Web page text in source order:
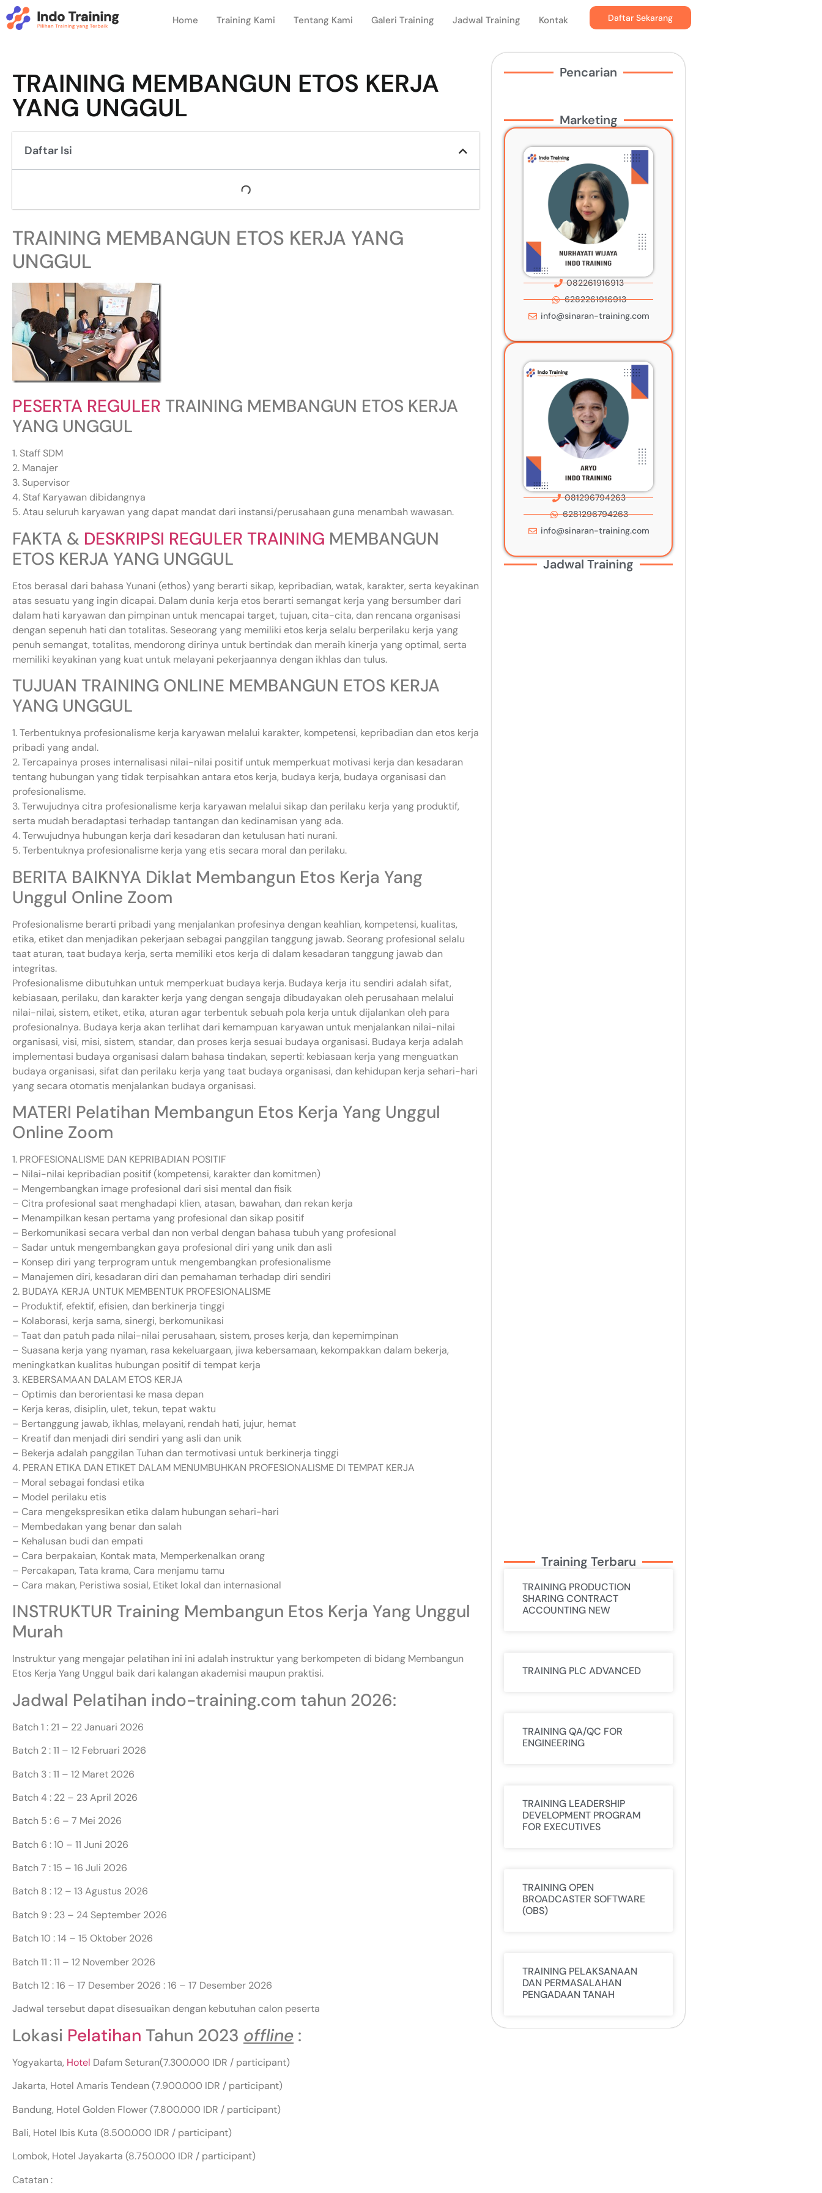
Home Training Kami Tentang Kami Galeri Training Jadwal Training Kontak Daftar Sekarang
TRAINING MEMBANGUN ETOS KERJA
YANG UNGGUL
Daftar Isi
TRAINING MEMBANGUN ETOS KERJA YANG
UNGGUL
PESERTA REGULER TRAINING MEMBANGUN ETOS KERJA
YANG UNGGUL
1. Staff SDM
2. Manajer
3. Supervisor
4. Staf Karyawan dibidangnya
5. Atau seluruh karyawan yang dapat mandat dari instansi/perusahaan guna menambah wawasan.
FAKTA & DESKRIPSI REGULER TRAINING MEMBANGUN
ETOS KERJA YANG UNGGUL
Etos berasal dari bahasa Yunani (ethos) yang berarti sikap, kepribadian, watak, karakter, serta keyakinan
atas sesuatu yang ingin dicapai. Dalam dunia kerja etos berarti semangat kerja yang bersumber dari
dalam hati karyawan dan pimpinan untuk mencapai target, tujuan, cita-cita, dan rencana organisasi
dengan sepenuh hati dan totalitas. Seseorang yang memiliki etos kerja selalu berperilaku kerja yang
penuh semangat, totalitas, mendorong dirinya untuk bertindak dan meraih kinerja yang optimal, serta
memiliki keyakinan yang kuat untuk melayani pekerjaannya dengan ikhlas dan tulus.
TUJUAN TRAINING ONLINE MEMBANGUN ETOS KERJA
YANG UNGGUL
1. Terbentuknya profesionalisme kerja karyawan melalui karakter, kompetensi, kepribadian dan etos kerja
pribadi yang andal.
2. Tercapainya proses internalisasi nilai-nilai positif untuk memperkuat motivasi kerja dan kesadaran
tentang hubungan yang tidak terpisahkan antara etos kerja, budaya kerja, budaya organisasi dan
profesionalisme.
3. Terwujudnya citra profesionalisme kerja karyawan melalui sikap dan perilaku kerja yang produktif,
serta mudah beradaptasi terhadap tantangan dan kedinamisan yang ada.
4. Terwujudnya hubungan kerja dari kesadaran dan ketulusan hati nurani.
5. Terbentuknya profesionalisme kerja yang etis secara moral dan perilaku.
BERITA BAIKNYA Diklat Membangun Etos Kerja Yang
Unggul Online Zoom
Profesionalisme berarti pribadi yang menjalankan profesinya dengan keahlian, kompetensi, kualitas,
etika, etiket dan menjadikan pekerjaan sebagai panggilan tanggung jawab. Seorang profesional selalu
taat aturan, taat budaya kerja, serta memiliki etos kerja di dalam kesadaran tanggung jawab dan
integritas.
Profesionalisme dibutuhkan untuk memperkuat budaya kerja. Budaya kerja itu sendiri adalah sifat,
kebiasaan, perilaku, dan karakter kerja yang dengan sengaja dibudayakan oleh perusahaan melalui
nilai-nilai, sistem, etiket, etika, aturan agar terbentuk sebuah pola kerja untuk dijalankan oleh para
profesionalnya. Budaya kerja akan terlihat dari kemampuan karyawan untuk menjalankan nilai-nilai
organisasi, visi, misi, sistem, standar, dan proses kerja sesuai budaya organisasi. Budaya kerja adalah
implementasi budaya organisasi dalam bahasa tindakan, seperti: kebiasaan kerja yang menguatkan
budaya organisasi, sifat dan perilaku kerja yang taat budaya organisasi, dan kehidupan kerja sehari-hari
yang secara otomatis menjalankan budaya organisasi.
MATERI Pelatihan Membangun Etos Kerja Yang Unggul
Online Zoom
1. PROFESIONALISME DAN KEPRIBADIAN POSITIF
– Nilai-nilai kepribadian positif (kompetensi, karakter dan komitmen)
– Mengembangkan image profesional dari sisi mental dan fisik
– Citra profesional saat menghadapi klien, atasan, bawahan, dan rekan kerja
– Menampilkan kesan pertama yang profesional dan sikap positif
– Berkomunikasi secara verbal dan non verbal dengan bahasa tubuh yang profesional
– Sadar untuk mengembangkan gaya profesional diri yang unik dan asli
– Konsep diri yang terprogram untuk mengembangkan profesionalisme
– Manajemen diri, kesadaran diri dan pemahaman terhadap diri sendiri
2. BUDAYA KERJA UNTUK MEMBENTUK PROFESIONALISME
– Produktif, efektif, efisien, dan berkinerja tinggi
– Kolaborasi, kerja sama, sinergi, berkomunikasi
– Taat dan patuh pada nilai-nilai perusahaan, sistem, proses kerja, dan kepemimpinan
– Suasana kerja yang nyaman, rasa kekeluargaan, jiwa kebersamaan, kekompakkan dalam bekerja,
meningkatkan kualitas hubungan positif di tempat kerja
3. KEBERSAMAAN DALAM ETOS KERJA
– Optimis dan berorientasi ke masa depan
– Kerja keras, disiplin, ulet, tekun, tepat waktu
– Bertanggung jawab, ikhlas, melayani, rendah hati, jujur, hemat
– Kreatif dan menjadi diri sendiri yang asli dan unik
– Bekerja adalah panggilan Tuhan dan termotivasi untuk berkinerja tinggi
4. PERAN ETIKA DAN ETIKET DALAM MENUMBUHKAN PROFESIONALISME DI TEMPAT KERJA
– Moral sebagai fondasi etika
– Model perilaku etis
– Cara mengekspresikan etika dalam hubungan sehari-hari
– Membedakan yang benar dan salah
– Kehalusan budi dan empati
– Cara berpakaian, Kontak mata, Memperkenalkan orang
– Percakapan, Tata krama, Cara menjamu tamu
– Cara makan, Peristiwa sosial, Etiket lokal dan internasional
INSTRUKTUR Training Membangun Etos Kerja Yang Unggul
Murah
Instruktur yang mengajar pelatihan ini ini adalah instruktur yang berkompeten di bidang Membangun
Etos Kerja Yang Unggul baik dari kalangan akademisi maupun praktisi.
Jadwal Pelatihan indo-training.com tahun 2026:
Batch 1 : 21 – 22 Januari 2026
Batch 2 : 11 – 12 Februari 2026
Batch 3 : 11 – 12 Maret 2026
Batch 4 : 22 – 23 April 2026
Batch 5 : 6 – 7 Mei 2026
Batch 6 : 10 – 11 Juni 2026
Batch 7 : 15 – 16 Juli 2026
Batch 8 : 12 – 13 Agustus 2026
Batch 9 : 23 – 24 September 2026
Batch 10 : 14 – 15 Oktober 2026
Batch 11 : 11 – 12 November 2026
Batch 12 : 16 – 17 Desember 2026 : 16 – 17 Desember 2026
Jadwal tersebut dapat disesuaikan dengan kebutuhan calon peserta
Lokasi Pelatihan Tahun 2023 offline :
Yogyakarta, Hotel Dafam Seturan(7.300.000 IDR / participant)
Jakarta, Hotel Amaris Tendean (7.900.000 IDR / participant)
Bandung, Hotel Golden Flower (7.800.000 IDR / participant)
Bali, Hotel Ibis Kuta (8.500.000 IDR / participant)
Lombok, Hotel Jayakarta (8.750.000 IDR / participant)
Catatan :
Pencarian
Marketing
082261916913
6282261916913
info@sinaran-training.com
081296794263
6281296794263
info@sinaran-training.com
Jadwal Training
Training Terbaru
TRAINING PRODUCTION
SHARING CONTRACT
ACCOUNTING NEW
TRAINING PLC ADVANCED
TRAINING QA/QC FOR
ENGINEERING
TRAINING LEADERSHIP
DEVELOPMENT PROGRAM
FOR EXECUTIVES
TRAINING OPEN
BROADCASTER SOFTWARE
(OBS)
TRAINING PELAKSANAAN
DAN PERMASALAHAN
PENGADAAN TANAH